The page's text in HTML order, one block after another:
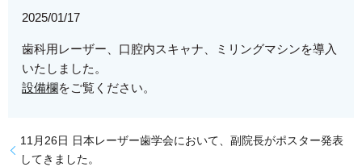
2025/01/17
歯科用レーザー、口腔内スキャナ、ミリングマシンを導入
いたしました。
設備欄をご覧ください。
11月26日 日本レーザー歯学会において、副院長がポスター発表
してきました。